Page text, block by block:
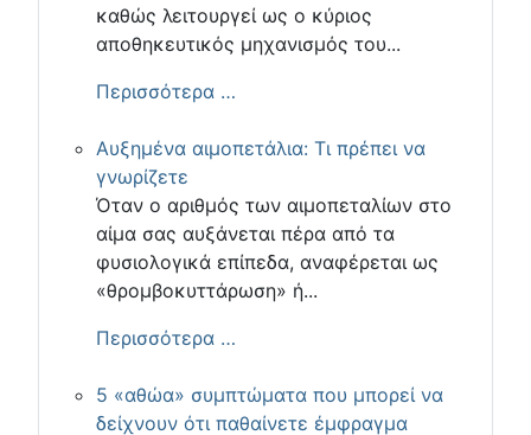
καθώς λειτουργεί ως ο κύριος
αποθηκευτικός μηχανισμός του...
Περισσότερα …
Αυξημένα αιμοπετάλια: Τι πρέπει να
γνωρίζετε
Όταν ο αριθμός των αιμοπεταλίων στο
αίμα σας αυξάνεται πέρα από τα
φυσιολογικά επίπεδα, αναφέρεται ως
«θρομβοκυττάρωση» ή...
Περισσότερα …
5 «αθώα» συμπτώματα που μπορεί να
δείχνουν ότι παθαίνετε έμφραγμα